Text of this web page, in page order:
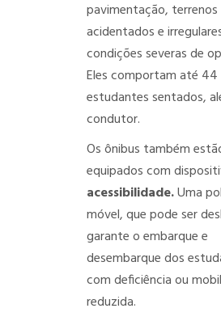
pavimentação, terrenos
acidentados e
condições severas de
Eles comportam até 44
estudantes sentados,
condutor.
Os ônibus também
equipados com
acessibilidade.Uma
móvel, que pode ser
garante o embarque e
desembarque dos
com deficiência ou
reduzida.